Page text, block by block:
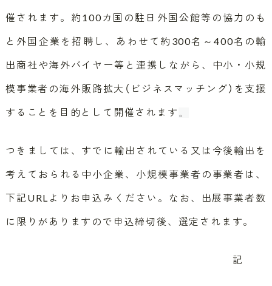
催されます。約100カ国の駐日外国公館等の協力のも
と外国企業を招聘し、あわせて約300名～400名の輸
出商社や海外バイヤー等と連携しながら、中小・小規
模事業者の海外販路拡大（ビジネスマッチング）を支援
することを目的として開催されます 。
つきましては、すでに輸出されている又は今後輸出を
考えておられる中小企業、小規模事業者の事業者は、
下記URLよりお申込みください。なお、出展事業者数
に限りがありますので申込締切後、選定されます。
記